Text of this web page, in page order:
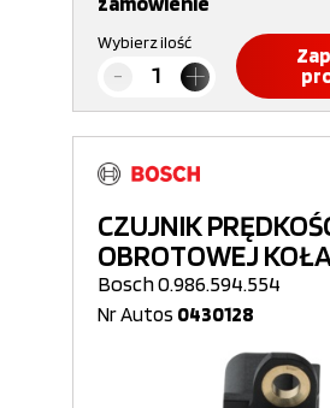
Wybierz ilość
CZUJNIK
OBROTOWEJ
Bosch 0.986.594.554
Nr Autos 0430128